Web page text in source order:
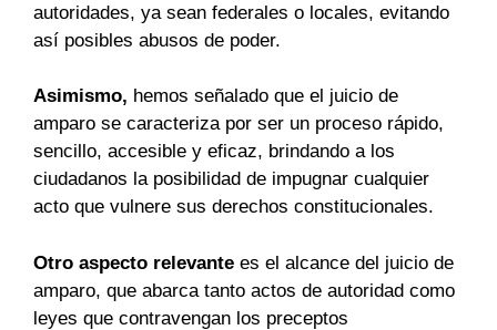
autoridades, ya sean federales o locales, evitando
así posibles abusos de poder.
Asimismo, hemos señalado que el juicio de
amparo se caracteriza por ser un proceso rápido,
sencillo, accesible y eficaz, brindando a los
ciudadanos la posibilidad de impugnar cualquier
acto que vulnere sus derechos constitucionales.
Otro aspecto relevante es el alcance del juicio de
amparo, que abarca tanto actos de autoridad como
leyes que contravengan los preceptos